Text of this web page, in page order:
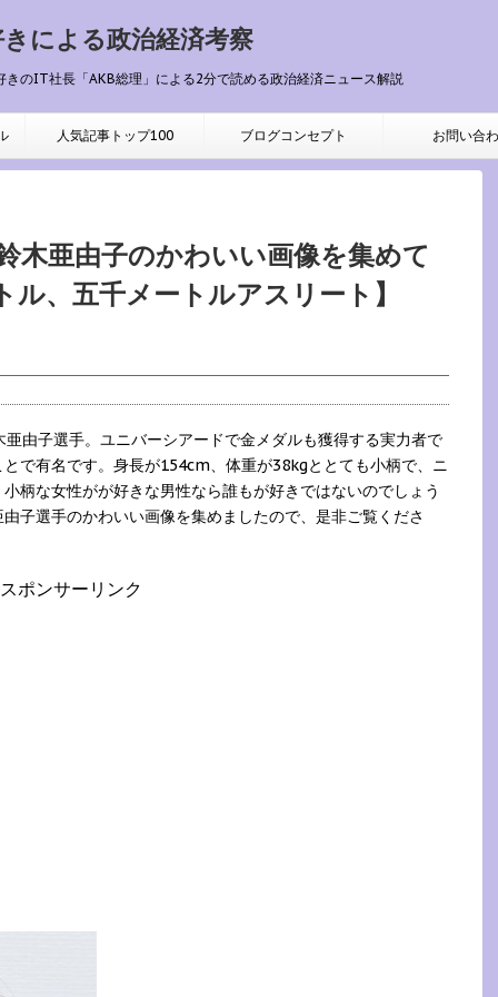
による政治経済考察
のIT社長「AKB総理」による2分で読める政治経済ニュース解説
人気記事トップ100 ブログコンセプト お問い合
木亜由子のかわいい画像を集めて
、五千メートルアスリート】
由子選手。ユニバーシアードで金メダルも獲得する実力者で
で有名です。身長が154cm、体重が38kgととても小柄で、ニ
柄な女性がが好きな男性なら誰もが好きではないのでしょう
子選手のかわいい画像を集めましたので、是非ご覧くださ
スポンサーリンク